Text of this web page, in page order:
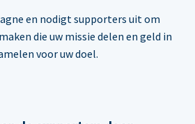
en nodigt supporters uit om
die uw missie delen en geld in
voor uw doel.